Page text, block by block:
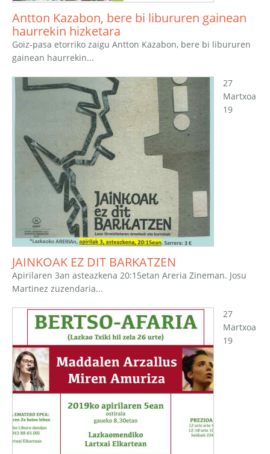
Antton Kazabon, bere bi libururen gainean
haurrekin hizketara
Goiz-pasa etorriko zaigu Antton Kazabon, bere bi libururen
gainean haurrekin...
27
Martxoa
19
JAINKOAK EZ DIT BARKATZEN
Apirilaren 3an asteazkena 20:15etan Areria Zineman. Josu
Martinez zuzendaria...
27
Martxoa
19